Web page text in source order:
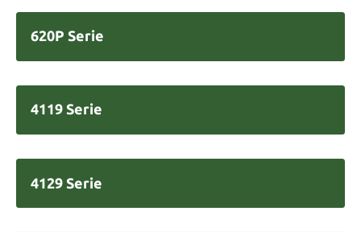
620P Serie
4119 Serie
4129 Serie